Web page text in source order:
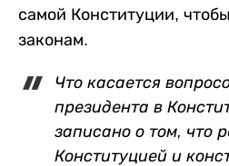
самой Конституции,
законам.
Что касается
президента в
записано о том, что
Конституцией и